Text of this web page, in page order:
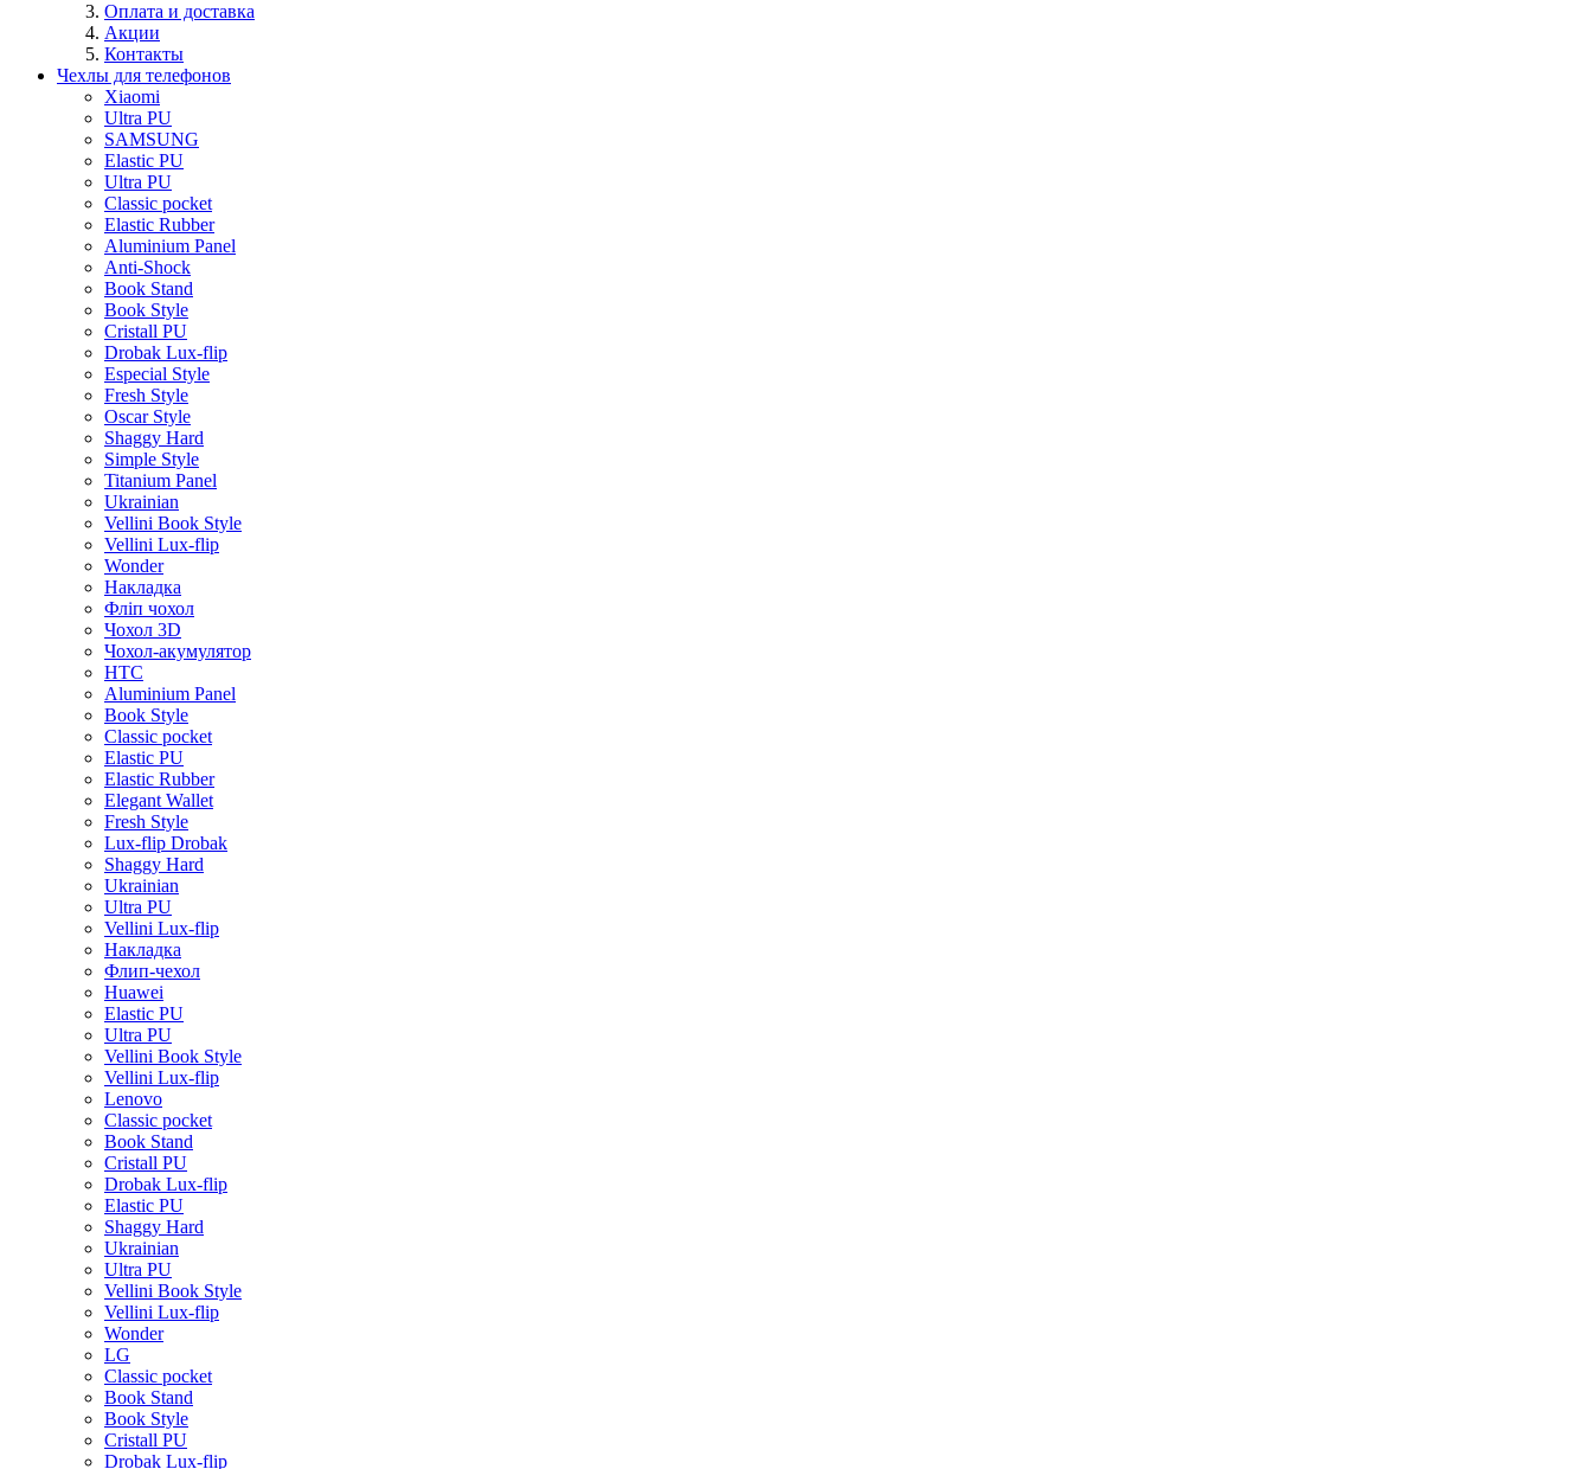
Оплата и доставка
Акции
Контакты
Чехлы для телефонов
Xiaomi
Ultra PU
SAMSUNG
Elastic PU
Ultra PU
Classic pocket
Elastic Rubber
Aluminium Panel
Anti-Shock
Book Stand
Book Style
Cristall PU
Drobak Lux-flip
Especial Style
Fresh Style
Oscar Style
Shaggy Hard
Simple Style
Titanium Panel
Ukrainian
Vellini Book Style
Vellini Lux-flip
Wonder
Накладка
Фліп чохол
Чохол 3D
Чохол-акумулятор
HTC
Aluminium Panel
Book Style
Classic pocket
Elastic PU
Elastic Rubber
Elegant Wallet
Fresh Style
Lux-flip Drobak
Shaggy Hard
Ukrainian
Ultra PU
Vellini Lux-flip
Накладка
Флип-чехол
Huawei
Elastic PU
Ultra PU
Vellini Book Style
Vellini Lux-flip
Lenovo
Classic pocket
Book Stand
Cristall PU
Drobak Lux-flip
Elastic PU
Shaggy Hard
Ukrainian
Ultra PU
Vellini Book Style
Vellini Lux-flip
Wonder
LG
Classic pocket
Book Stand
Book Style
Cristall PU
Drobak Lux-flip